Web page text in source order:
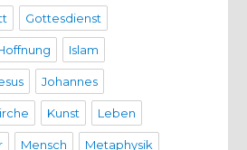
Gottesdienst
Islam
Johannes
Kunst Leben
Mensch Metaphysik